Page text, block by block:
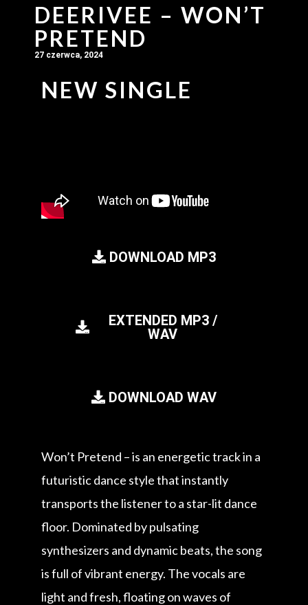
DEERIVEE – WON’T
PRETEND
27 czerwca, 2024
NEW SINGLE
DOWNLOAD MP3
EXTENDED MP3 /
WAV
DOWNLOAD WAV
Won’t Pretend – is an energetic track in a
futuristic dance style that instantly
transports the listener to a star-lit dance
floor. Dominated by pulsating
synthesizers and dynamic beats, the song
is full of vibrant energy. The vocals are
light and fresh, floating on waves of